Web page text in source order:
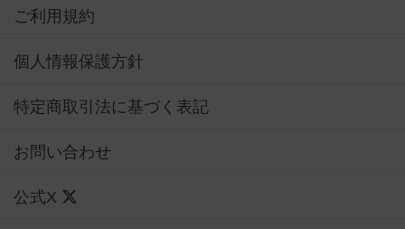
ご利用規約
個人情報保護方針
特定商取引法に基づく表記
お問い合わせ
公式X